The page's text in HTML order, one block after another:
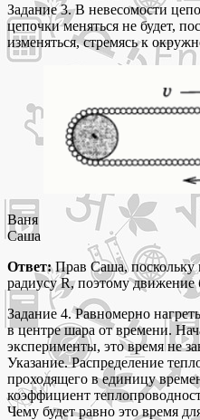
Задание 3. В невесомости
цепочки меняться не будет,
изменяться, стремясь к
Ваня
Саша
Ответ:Прав Саша, поскольку
радиусу R, поэтому движение
Задание 4. Равномерно
в центре шара от времени.
эксперименты, это время не
Указание. Распределение
проходящего в единицу
коэффициент
Чему будет равно это время